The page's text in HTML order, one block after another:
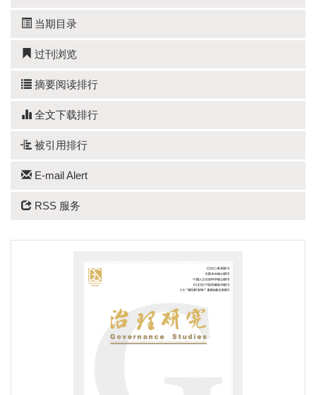
当期目录
过刊浏览
摘要阅读排行
全文下载排行
被引用排行
E-mail Alert
RSS 服务